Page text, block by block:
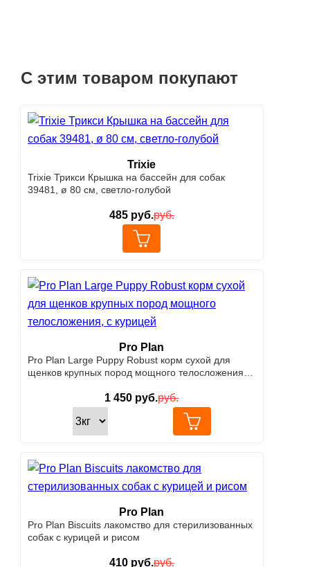
С этим товаром покупают
Trixie
Trixie Трикси Крышка на бассейн для собак
39481, ø 80 см, светло-голубой
485руб.руб.
Pro Plan
Pro Plan Large Puppy Robust корм сухой для
щенков крупных пород мощного телосложения, с
1 450 руб.руб.
Pro Plan
Pro Plan Biscuits лакомство для стерилизованных
собак с курицей и рисом
410руб.руб.